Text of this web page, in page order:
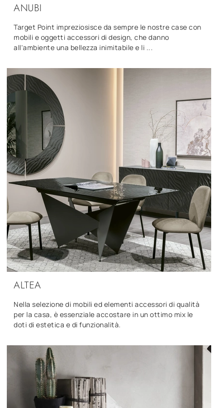
ANUBI
Target Point impreziosisce da sempre le nostre case con
mobili e oggetti accessori di design, che danno
all'ambiente una bellezza inimitabile e li ...
ALTEA
Nella selezione di mobili ed elementi accessori di qualità
per la casa, è essenziale accostare in un ottimo mix le
doti di estetica e di funzionalità.